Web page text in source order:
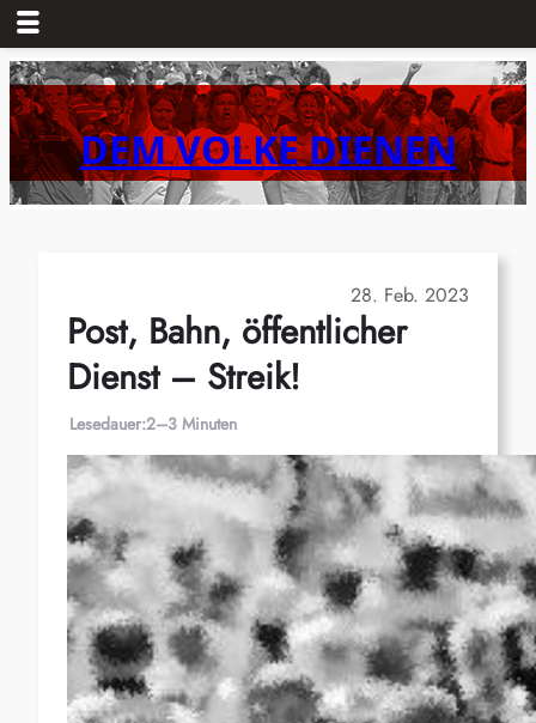
Zum
Inhalt
springenDEM VOLKE DIENEN
28. Feb. 2023
Post, Bahn, öffentlicher
Dienst – Streik!
Lesedauer:2–3 Minuten